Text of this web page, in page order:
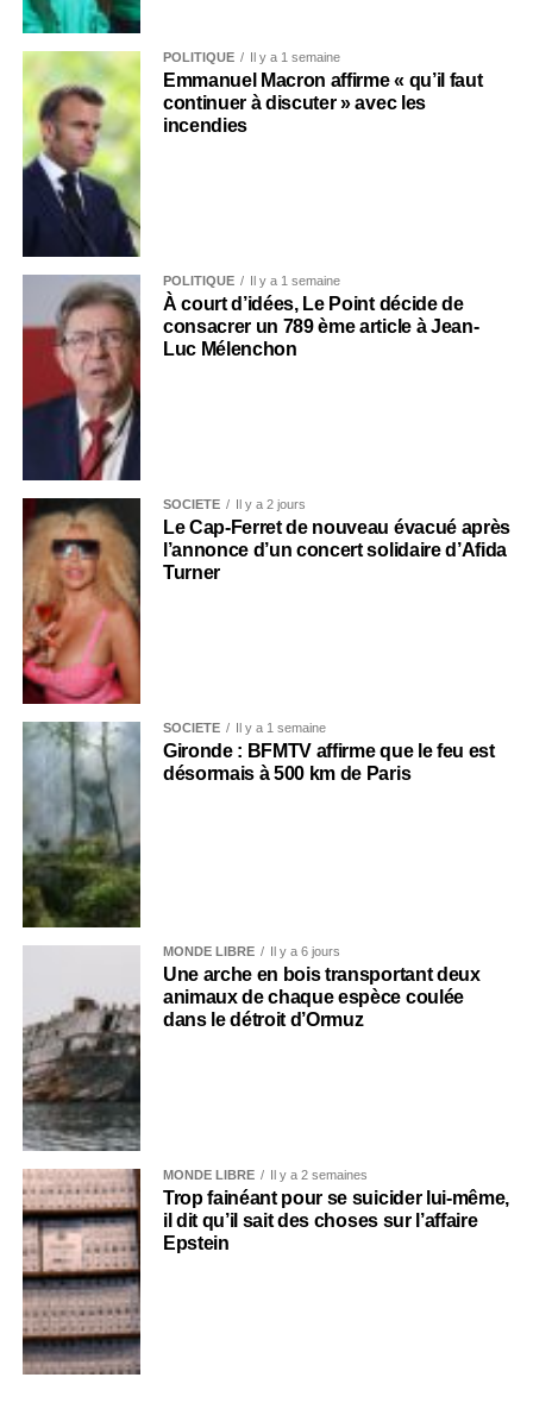
POLITIQUE Il y a 1 semaine
Emmanuel Macron affirme « qu’il faut
continuer à discuter » avec les
incendies
POLITIQUE Il y a 1 semaine
À court d’idées, Le Point décide de
consacrer un 789 ème article à Jean-
Luc Mélenchon
SOCIÉTÉ Il y a 2 jours
Le Cap-Ferret de nouveau évacué après
l’annonce d’un concert solidaire d’Afida
Turner
SOCIÉTÉ Il y a 1 semaine
Gironde : BFMTV affirme que le feu est
désormais à 500 km de Paris
MONDE LIBRE Il y a 6 jours
Une arche en bois transportant deux
animaux de chaque espèce coulée
dans le détroit d’Ormuz
MONDE LIBRE Il y a 2 semaines
Trop fainéant pour se suicider lui-même,
il dit qu’il sait des choses sur l’affaire
Epstein